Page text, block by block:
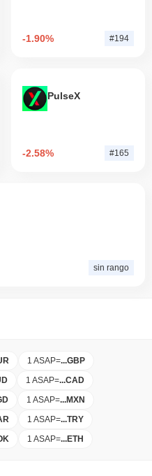
-1.90% #194
PulseX
-2.58% #165
sin rango
1 ASAP=...GBP
1 ASAP=...CAD
1 ASAP=...MXN
1 ASAP=...TRY
1 ASAP=...ETH